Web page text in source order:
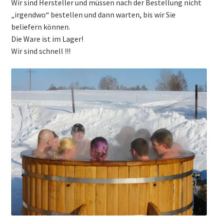
Wir sind Hersteller und müssen nach der Bestellung nicht
„irgendwo“ bestellen und dann warten, bis wir Sie
beliefern können.
Die Ware ist im Lager!
Wir sind schnell !!!